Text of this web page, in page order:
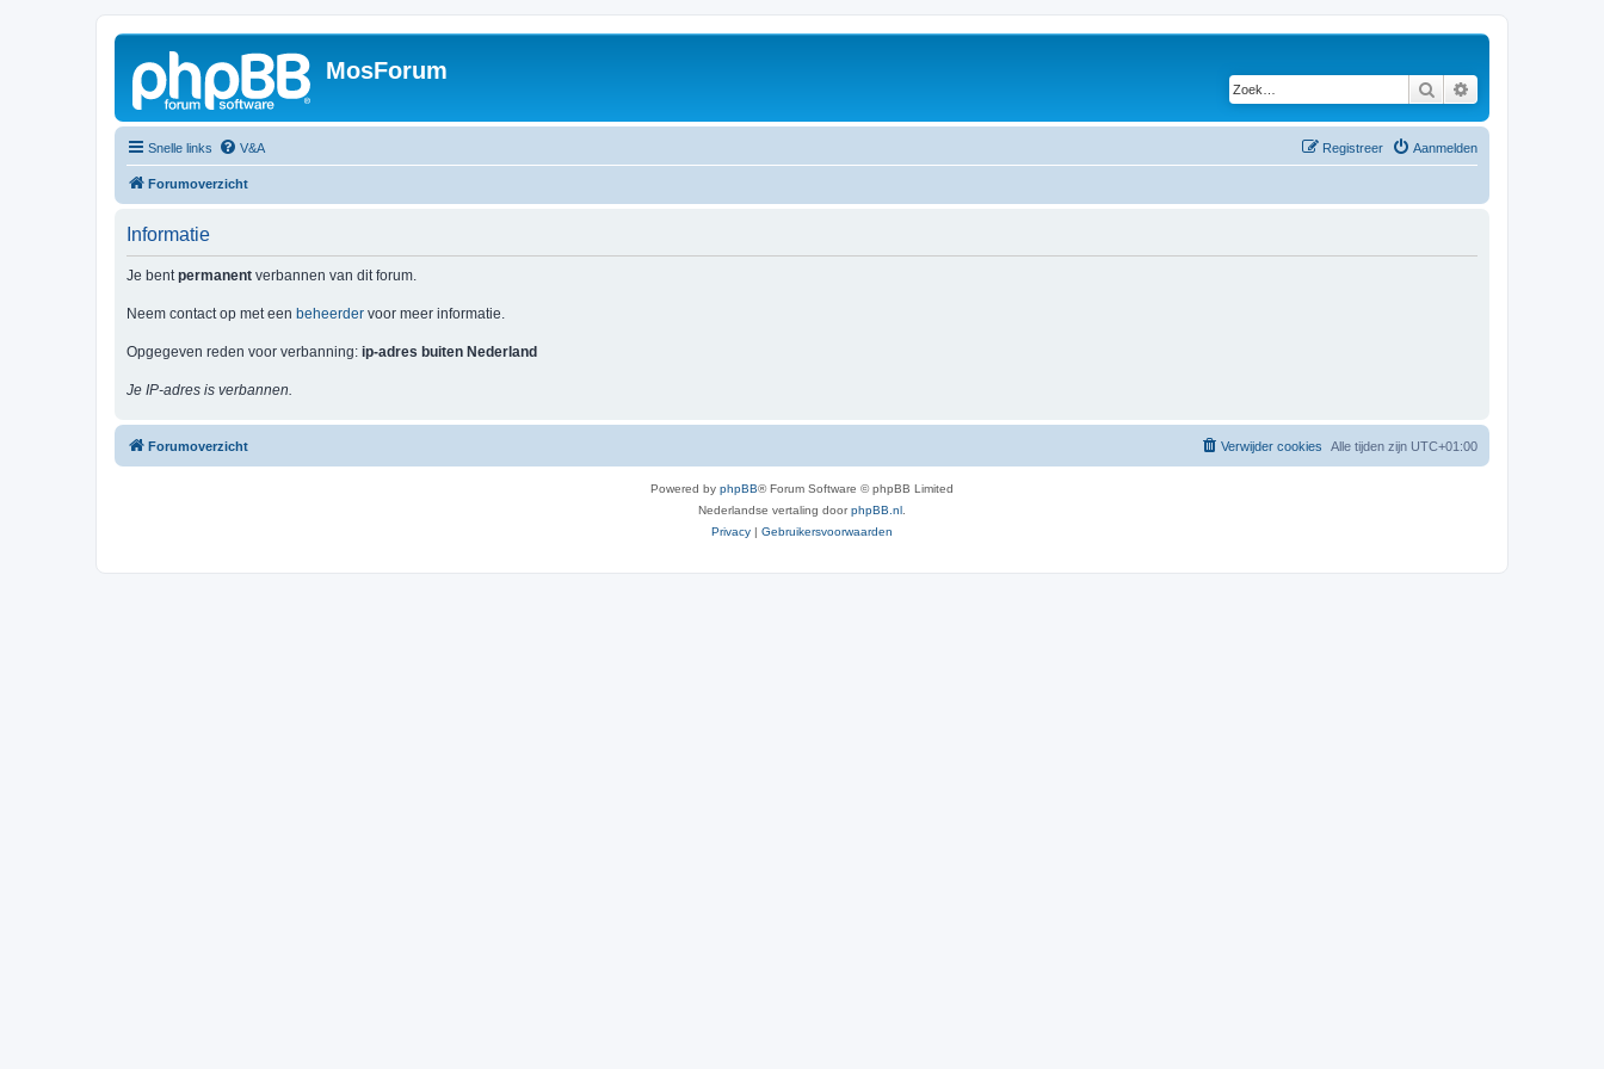
MosForum
Zoek
Snelle links V&A Aanmelden
Registreer
Forumoverzicht
Informatie
Je bentpermanent verbannen van dit forum.
Neem contact op met een beheerder voor meer informatie.
Opgegeven reden voor verbanning: ip-adres buiten Nederland
Je IP-adres is verbannen.
Forumoverzicht Alle tijden zijn UTC+01:00
Verwijder cookies
Powered by phpBB® Forum Software © phpBB Limited
Nederlandse vertaling doorphpBB.nl
Privacy | Gebruikersvoorwaarden